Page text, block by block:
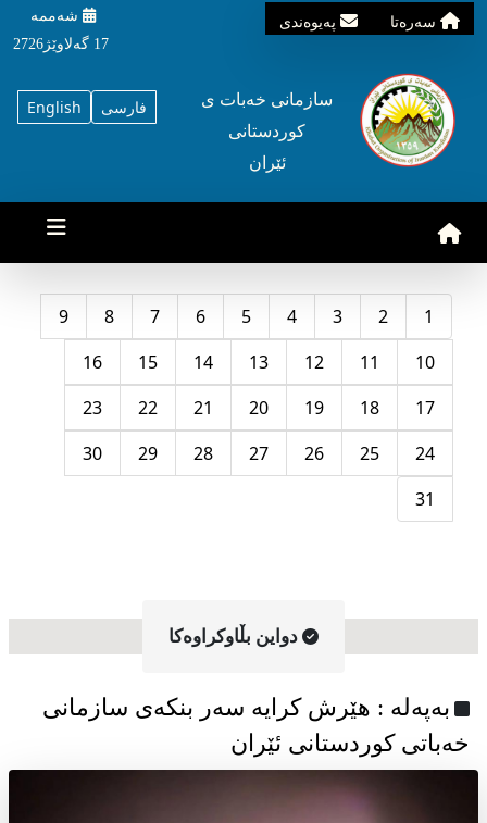
سه‌ره‌تا په‌یوه‌ندی
شه‌ممه‌
17 گه‌لاوێژ2726
English فارسی
سازمانی خه‌بات ی
کوردستانی
ئێران
1
2
3
4
5
6
7
8
9
10
11
12
13
14
15
16
17
18
19
20
21
22
23
24
25
26
27
28
29
30
31
دواین بڵاوکراوه‌کا
به‌په‌له‌ : هێرش کرایە سەر بنکەی سازمانی
خەباتی کوردستانی ئێران